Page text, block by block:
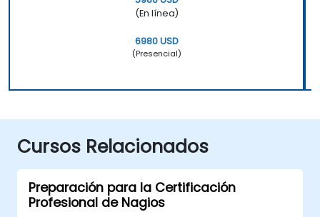
(En línea)
6980 USD
(Presencial)
Cursos Relacionados
Preparación para la Certificación
Profesional de Nagios